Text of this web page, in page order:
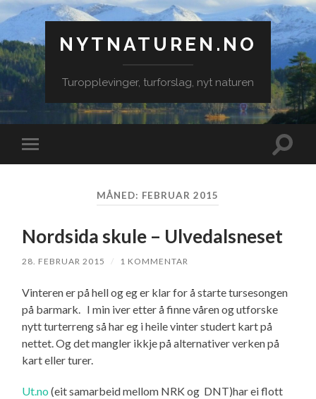
NYTNATUREN.NO
Turopplevinger, turforslag, nyt naturen
Veksle
mobilmeny
Veksle
MÅNED: FEBRUAR 2015
Nordsida skule – Ulvedalsneset
28. FEBRUAR 2015 / 1 KOMMENTAR
Vinteren er på hell og eg er klar for å starte tursesongen
på barmark. I min iver etter å finne våren og utforske
nytt turterreng så har eg i heile vinter studert kart på
nettet. Og det mangler ikkje på alternativer verken på
kart eller turer.
Ut.no (eit samarbeid mellom NRK og DNT)har ei flott